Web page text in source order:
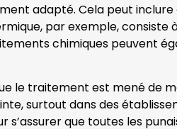
adapté. Cela peut
par exemple,
chimiques peuvent
le traitement est mené de
surtout dans des
que toutes les